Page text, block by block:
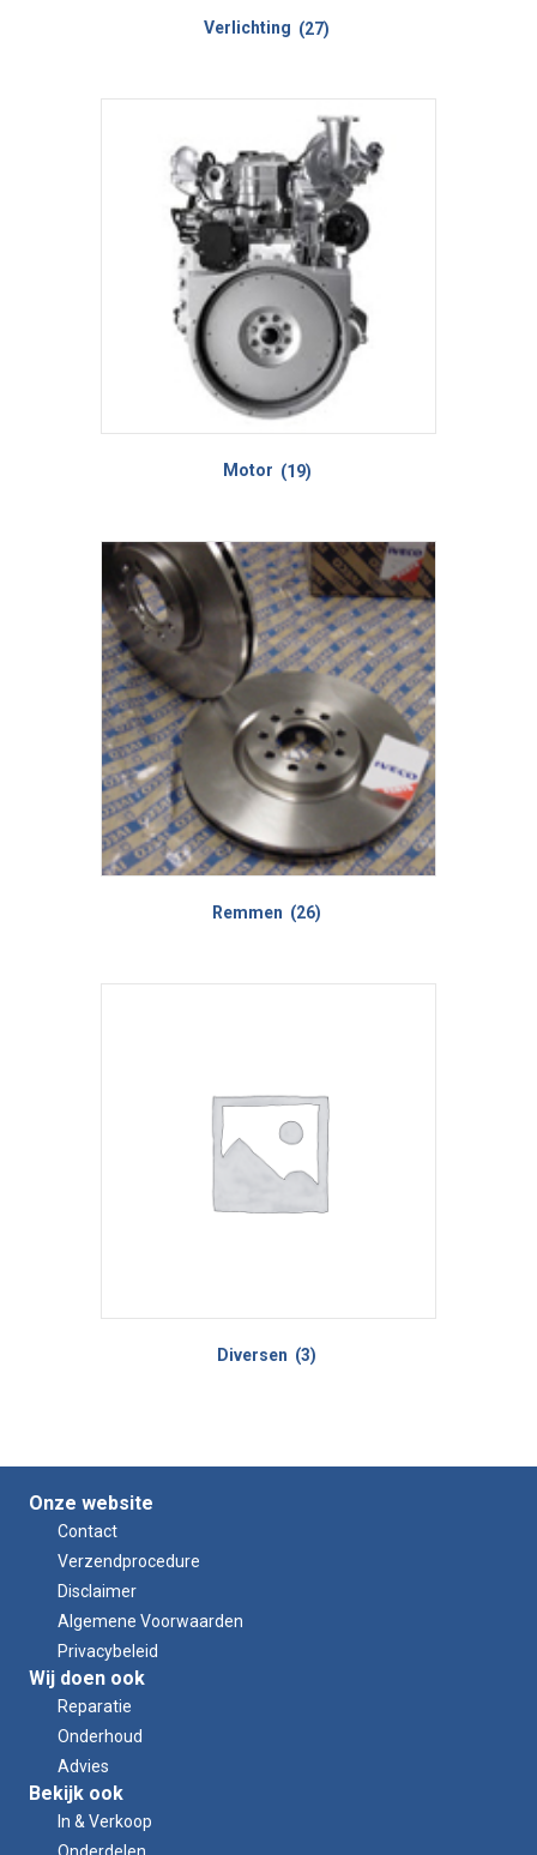
Verlichting (27)
Motor (19)
Remmen (26)
Diversen (3)
Onze website
Contact
Verzendprocedure
Disclaimer
Algemene Voorwaarden
Privacybeleid
Wij doen ook
Reparatie
Onderhoud
Advies
Bekijk ook
In & Verkoop